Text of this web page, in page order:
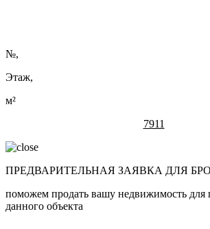
№,
Этаж,
м²
7911
ПРЕДВАРИТЕЛЬНАЯ ЗАЯВКА ДЛЯ
поможем продать вашу недвижимость для
данного объекта